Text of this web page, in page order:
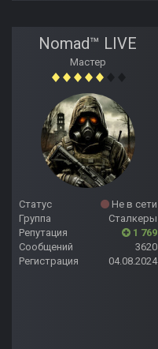
Nomad™ LIVE
Мастер
Статус
Не в сети
Группа
Сталкеры
Репутация
1 769
Сообщений
3620
Регистрация
04.08.2024